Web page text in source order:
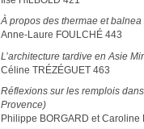
À propos des thermae et
Anne-Laure FOULCHÉ 443
L’architecture tardive en Asie
Céline TRÉZÉGUET 463
Réflexions sur les remplois
Provence)
Philippe BORGARD et Caroline